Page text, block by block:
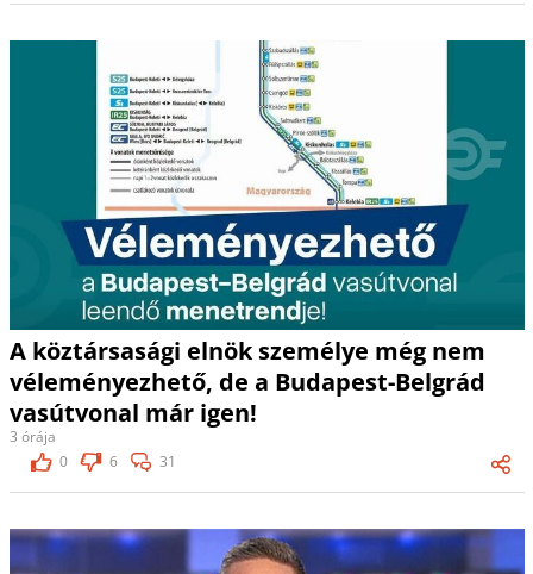
A köztársasági elnök személye még nem
véleményezhető, de a Budapest-Belgrád
vasútvonal már igen!
3 órája
0
6 31